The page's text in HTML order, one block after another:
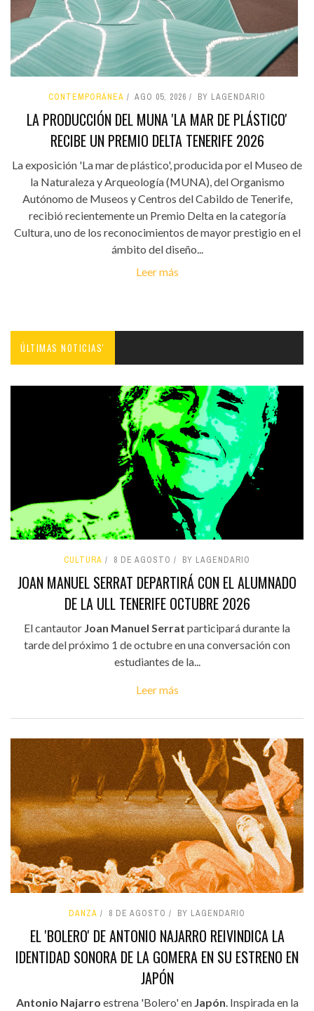
CONTEMPORÁNEA AGO 05, 2026 BY LAGENDARIO
LA PRODUCCIÓN DEL MUNA 'LA MAR DE PLÁSTICO'
RECIBE UN PREMIO DELTA TENERIFE 2026
La exposición 'La mar de plástico', producida por el Museo de
la Naturaleza y Arqueología (MUNA), del Organismo
Autónomo de Museos y Centros del Cabildo de Tenerife,
recibió recientemente un Premio Delta en la categoría
Cultura, uno de los reconocimientos de mayor prestigio en el
ámbito del diseño...
Leer más
ÚLTIMAS NOTICIAS'
CULTURA 8 DE AGOSTO BY LAGENDARIO
JOAN MANUEL SERRAT DEPARTIRÁ CON EL ALUMNADO
DE LA ULL TENERIFE OCTUBRE 2026
El cantautor Joan Manuel Serrat participará durante la
tarde del próximo 1 de octubre en una conversación con
estudiantes de la...
Leer más
DANZA 8 DE AGOSTO BY LAGENDARIO
EL 'BOLERO' DE ANTONIO NAJARRO REIVINDICA LA
IDENTIDAD SONORA DE LA GOMERA EN SU ESTRENO EN
JAPÓN
Antonio Najarro estrena 'Bolero' en Japón . Inspirada en la